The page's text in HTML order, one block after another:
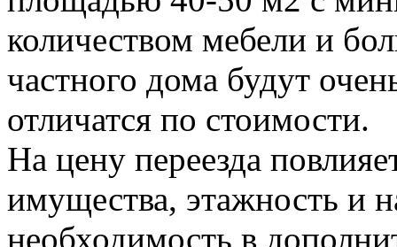
количеством мебели и
частного дома будут
отличатся по стоимости.
На цену переезда
имущества, этажность и
необходимость в